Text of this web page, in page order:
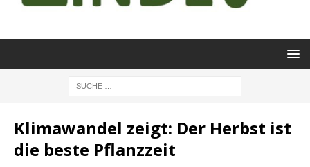
Klimawandel zeigt: Der Herbst ist
die beste Pflanzzeit